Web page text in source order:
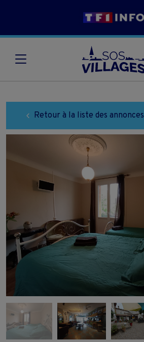
Retour à la liste des annonces